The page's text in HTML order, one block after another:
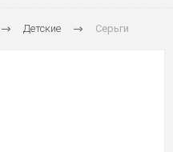
Детские Серьги